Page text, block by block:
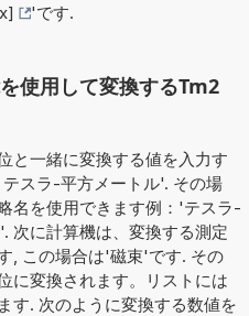
'です.
使用して変換するTm2
と一緒に変換する値を入力す
スラ-平方メートル'. その場
名を使用できます例：'テスラ-
次に計算機は、変換する測定
, この場合は'磁束'です. その
に変換されます。リストには
す. 次のように変換する数値を